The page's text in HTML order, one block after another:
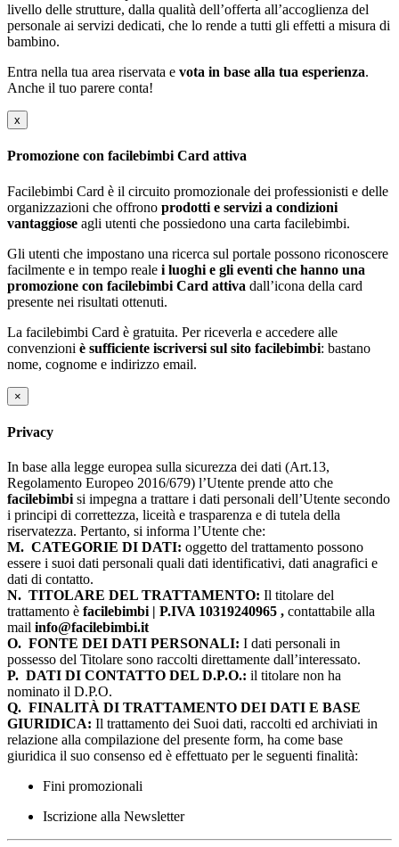
livello delle strutture, dalla qualità dell’offerta all’accoglienza del
personale ai servizi dedicati, che lo rende a tutti gli effetti a misura di
bambino.
Entra nella tua area riservata e vota in base alla tua esperienza.
Anche il tuo parere conta!
x
Promozione con facilebimbi Card attiva
Facilebimbi Card è il circuito promozionale dei professionisti e delle
organizzazioni che offrono prodotti e servizi a condizioni
vantaggiose agli utenti che possiedono una carta facilebimbi.
Gli utenti che impostano una ricerca sul portale possono riconoscere
facilmente e in tempo reale i luoghi e gli eventi che hanno una
promozione con facilebimbi Card attiva dall’icona della card
presente nei risultati ottenuti.
La facilebimbi Card è gratuita. Per riceverla e accedere alle
convenzioni è sufficiente iscriversi sul sito facilebimbi: bastano
nome, cognome e indirizzo email.
×
Privacy
In base alla legge europea sulla sicurezza dei dati (Art.13,
Regolamento Europeo 2016/679) l’Utente prende atto che
facilebimbi si impegna a trattare i dati personali dell’Utente secondo
i principi di correttezza, liceità e trasparenza e di tutela della
riservatezza. Pertanto, si informa l’Utente che:
M. CATEGORIE DI DATI: oggetto del trattamento possono
essere i suoi dati personali quali dati identificativi, dati anagrafici e
dati di contatto.
N. TITOLARE DEL TRATTAMENTO: Il titolare del
trattamento è facilebimbi | P.IVA 10319240965 , contattabile alla
mail info@facilebimbi.it
O. FONTE DEI DATI PERSONALI: I dati personali in
possesso del Titolare sono raccolti direttamente dall’interessato.
P. DATI DI CONTATTO DEL D.P.O.: il titolare non ha
nominato il D.P.O.
Q. FINALITÀ DI TRATTAMENTO DEI DATI E BASE
GIURIDICA: Il trattamento dei Suoi dati, raccolti ed archiviati in
relazione alla compilazione del presente form, ha come base
giuridica il suo consenso ed è effettuato per le seguenti finalità:
Fini promozionali
Iscrizione alla Newsletter